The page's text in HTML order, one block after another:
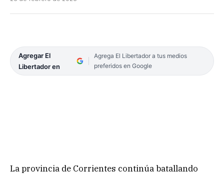
Agregar El
Libertador en
Agrega El Libertador a tus medios
preferidos en Google
La provincia de Corrientes continúa batallando